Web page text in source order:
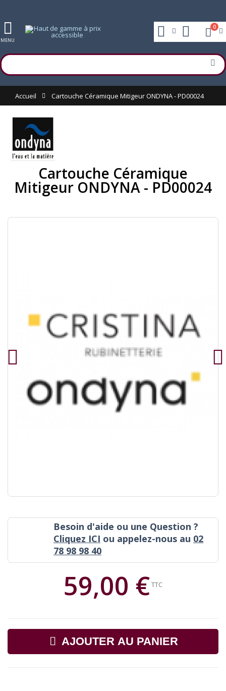
MENU
0
Accueil Cartouche Céramique Mitigeur ONDYNA - PD00024
Cartouche Céramique
Mitigeur ONDYNA - PD00024
Besoin d'aide ou une Question ?
Cliquez ICI ou appelez-nous au 02
78 98 98 40
59,00 €TTC
AJOUTER AU PANIER